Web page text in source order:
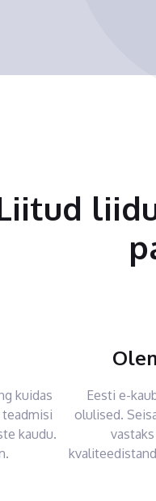
kuidas
teadmisi
kaudu.
Eesti e-
olulised.